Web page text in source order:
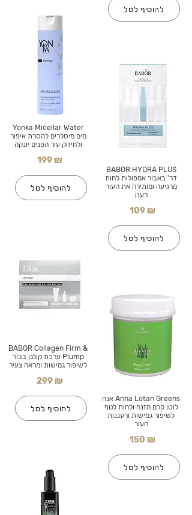
Yonka Micellar Water
מים מיסלרים להסרת איפור
ולחיזוק עור הפנים יונקה
199 ₪
להוסיף לסל
BABOR Collagen Firm &
Plump ערכת קולגן בבור
לשיפור גמישות ומראה צעיר
299 ₪
להוסיף לסל
להוסיף לסל
BABOR HYDRA PLUS
דר' באבור אמפולות לחות
מרגיעה ומותירה את העור
רענן
109 ₪
להוסיף לסל
Anna Lotan Greens אנה
לוטן קרם הזנה ולחות לגוף
לשיפור גמישות ורעננות
העור
150 ₪
להוסיף לסל